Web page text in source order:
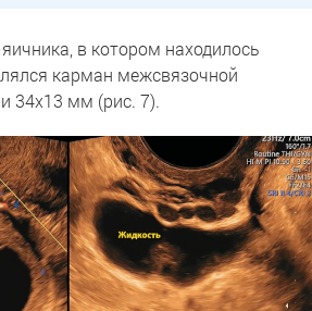
в котором находилось
карман межсвязочной
34х13 мм (рис. 7).